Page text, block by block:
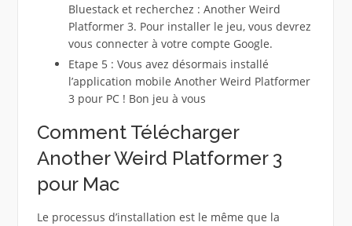
Bluestack et recherchez : Another Weird
Platformer 3. Pour installer le jeu, vous devrez
vous connecter à votre compte Google.
Etape 5 : Vous avez désormais installé
l’application mobile Another Weird Platformer
3 pour PC ! Bon jeu à vous
Comment Télécharger
Another Weird Platformer 3
pour Mac
Le processus d’installation est le même que la